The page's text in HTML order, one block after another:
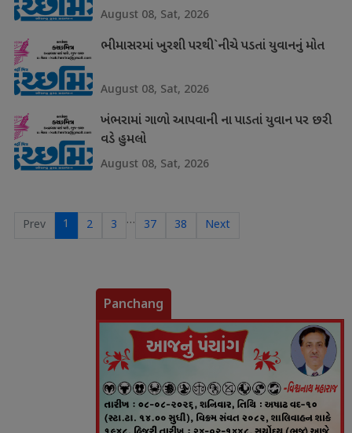
August 08, Sat, 2026
ભીમાસરમાં ખુરશી પરથી`નીચે પડતાં યુવાનનું મોત
August 08, Sat, 2026
ખંભરામાં ગાળો આપવાની ના પાડતાં યુવાન પર છરી
વડે હુમલો
August 08, Sat, 2026
Prev 1 2 3 … 37 38 Next
Panchang